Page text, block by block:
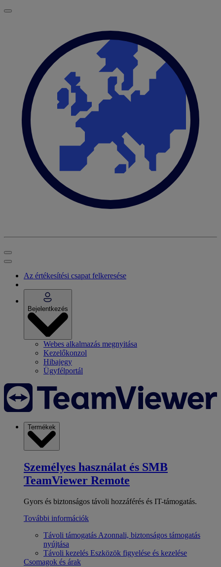
Az értékesítési csapat felkeresése
Bejelentkezés
Webes alkalmazás megnyitása
Kezelőkonzol
Hibajegy
Ügyfélportál
Termékek
Személyes használat és SMB
TeamViewer Remote
Gyors és biztonságos távoli hozzáférés és IT-támogatás.
További információk
Távoli támogatás Azonnali, biztonságos támogatás
nyújtása
Távoli kezelés Eszközök figyelése és kezelése
Csomagok és árak